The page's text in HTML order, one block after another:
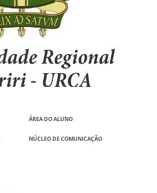
ÁREA DO ALUNO
NÚCLEO DE COMUNICAÇÃO